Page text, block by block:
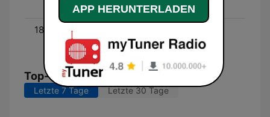
González "Mi Ala"
18:00 - 23:59
Pájaro
Top-Songs
Letzte 7 Tage Letzte 30 Tage
APP HERUNTERLADEN